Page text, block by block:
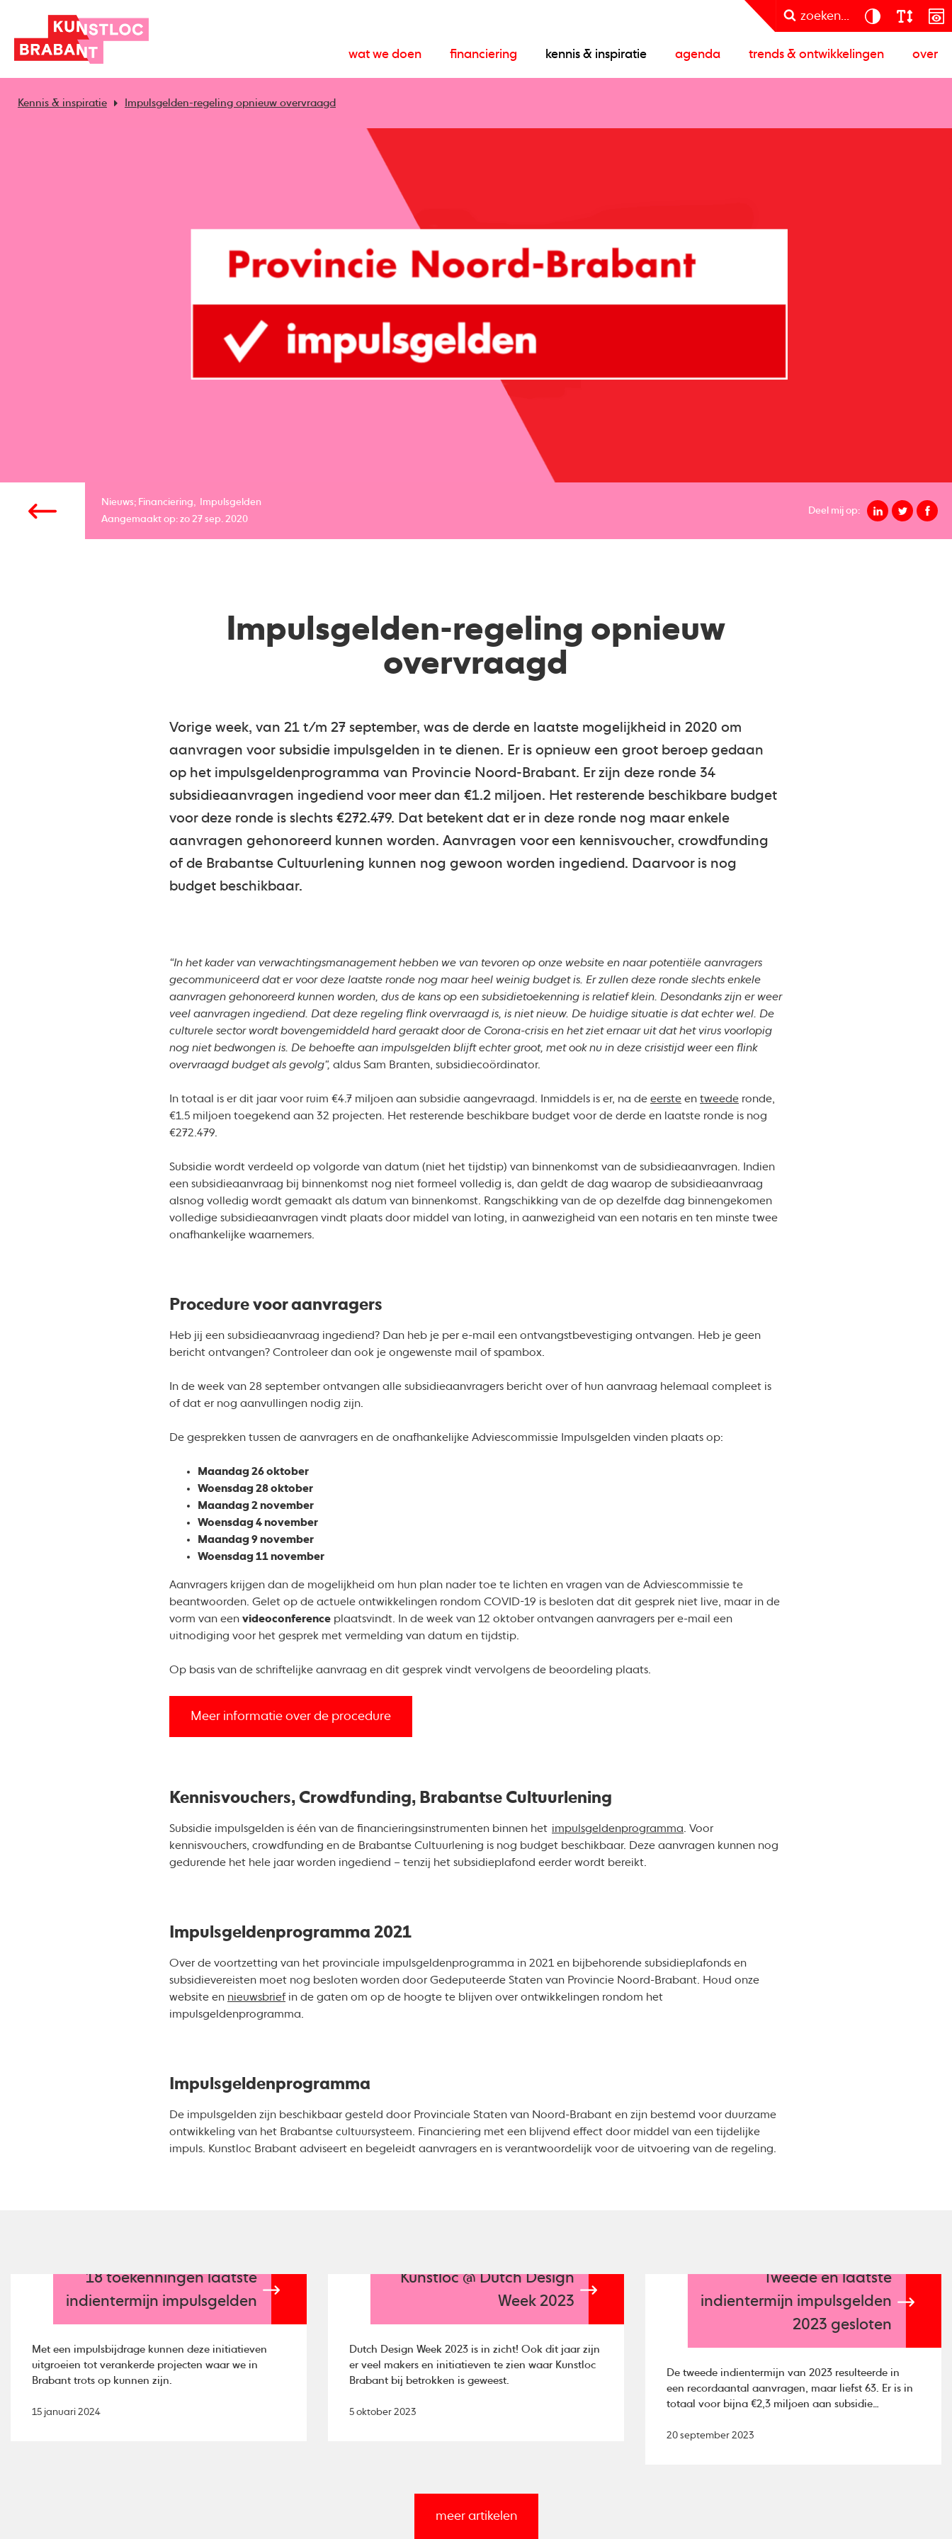
zoeken...
wat we doen financiering kennis & inspiratie agenda trends & ontwikkelingen over
Kennis & inspiratie Impulsgelden-regeling opnieuw overvraagd
Nieuws; Financiering
Impulsgelden
Aangemaakt op: zo 27 sep. 2020
Deel mij op:
Impulsgelden-regeling opnieuw
overvraagd
Vorige week, van 21 t/m 27 september, was de derde en laatste mogelijkheid in 2020 om
aanvragen voor subsidie impulsgelden in te dienen. Er is opnieuw een groot beroep gedaan
op het impulsgeldenprogramma van Provincie Noord-Brabant. Er zijn deze ronde 34
subsidieaanvragen ingediend voor meer dan €1.2 miljoen. Het resterende beschikbare budget
voor deze ronde is slechts €272.479. Dat betekent dat er in deze ronde nog maar enkele
aanvragen gehonoreerd kunnen worden. Aanvragen voor een kennisvoucher, crowdfunding
of de Brabantse Cultuurlening kunnen nog gewoon worden ingediend. Daarvoor is nog
budget beschikbaar.
“In het kader van verwachtingsmanagement hebben we van tevoren op onze website en naar potentiële aanvragers
gecommuniceerd dat er voor deze laatste ronde nog maar heel weinig budget is. Er zullen deze ronde slechts enkele
aanvragen gehonoreerd kunnen worden, dus de kans op een subsidietoekenning is relatief klein. Desondanks zijn er weer
veel aanvragen ingediend. Dat deze regeling flink overvraagd is, is niet nieuw. De huidige situatie is dat echter wel. De
culturele sector wordt bovengemiddeld hard geraakt door de Corona-crisis en het ziet ernaar uit dat het virus voorlopig
nog niet bedwongen is. De behoefte aan impulsgelden blijft echter groot, met ook nu in deze crisistijd weer een flink
overvraagd budget als gevolg", aldus Sam Branten, subsidiecoördinator.
In totaal is er dit jaar voor ruim €4.7 miljoen aan subsidie aangevraagd. Inmiddels is er, na de eerste en tweede ronde,
€1.5 miljoen toegekend aan 32 projecten. Het resterende beschikbare budget voor de derde en laatste ronde is nog
€272.479.
Subsidie wordt verdeeld op volgorde van datum (niet het tijdstip) van binnenkomst van de subsidieaanvragen. Indien
een subsidieaanvraag bij binnenkomst nog niet formeel volledig is, dan geldt de dag waarop de subsidieaanvraag
alsnog volledig wordt gemaakt als datum van binnenkomst. Rangschikking van de op dezelfde dag binnengekomen
volledige subsidieaanvragen vindt plaats door middel van loting, in aanwezigheid van een notaris en ten minste twee
onafhankelijke waarnemers.
Procedure voor aanvragers
Heb jij een subsidieaanvraag ingediend? Dan heb je per e-mail een ontvangstbevestiging ontvangen. Heb je geen
bericht ontvangen? Controleer dan ook je ongewenste mail of spambox.
In de week van 28 september ontvangen alle subsidieaanvragers bericht over of hun aanvraag helemaal compleet is
of dat er nog aanvullingen nodig zijn.
De gesprekken tussen de aanvragers en de onafhankelijke Adviescommissie Impulsgelden vinden plaats op:
Maandag 26 oktober
Woensdag 28 oktober
Maandag 2 november
Woensdag 4 november
Maandag 9 november
Woensdag 11 november
Aanvragers krijgen dan de mogelijkheid om hun plan nader toe te lichten en vragen van de Adviescommissie te
beantwoorden. Gelet op de actuele ontwikkelingen rondom COVID-19 is besloten dat dit gesprek niet live, maar in de
vorm van een videoconference plaatsvindt. In de week van 12 oktober ontvangen aanvragers per e-mail een
uitnodiging voor het gesprek met vermelding van datum en tijdstip.
Op basis van de schriftelijke aanvraag en dit gesprek vindt vervolgens de beoordeling plaats.
Meer informatie over de procedure
Kennisvouchers, Crowdfunding, Brabantse Cultuurlening
Subsidie impulsgelden is één van de financieringsinstrumenten binnen het impulsgeldenprogramma. Voor
kennisvouchers, crowdfunding en de Brabantse Cultuurlening is nog budget beschikbaar. Deze aanvragen kunnen nog
gedurende het hele jaar worden ingediend – tenzij het subsidieplafond eerder wordt bereikt.
Impulsgeldenprogramma 2021
Over de voortzetting van het provinciale impulsgeldenprogramma in 2021 en bijbehorende subsidieplafonds en
subsidievereisten moet nog besloten worden door Gedeputeerde Staten van Provincie Noord-Brabant. Houd onze
website en nieuwsbriefin de gaten om op de hoogte te blijven over ontwikkelingen rondom het
impulsgeldenprogramma.
Impulsgeldenprogramma
De impulsgelden zijn beschikbaar gesteld door Provinciale Staten van Noord-Brabant en zijn bestemd voor duurzame
ontwikkeling van het Brabantse cultuursysteem. Financiering met een blijvend effect door middel van een tijdelijke
impuls. Kunstloc Brabant adviseert en begeleidt aanvragers en is verantwoordelijk voor de uitvoering van de regeling.
18 toekenningen laatste
indientermijn impulsgelden
Met een impulsbijdrage kunnen deze initiatieven
uitgroeien tot verankerde projecten waar we in
Brabant trots op kunnen zijn.
15 januari 2024
Kunstloc @ Dutch Design
Week 2023
Dutch Design Week 2023 is in zicht! Ook dit jaar zijn
er veel makers en initiatieven te zien waar Kunstloc
Brabant bij betrokken is geweest.
5 oktober 2023
Tweede en laatste
indientermijn impulsgelden
2023 gesloten
De tweede indientermijn van 2023 resulteerde in
een recordaantal aanvragen, maar liefst 63. Er is in
totaal voor bijna €2,3 miljoen aan subsidie
20 september 2023
meer artikelen